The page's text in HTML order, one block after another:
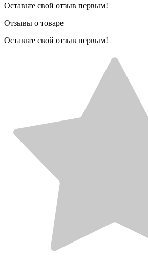
Оставьте свой отзыв первым!
Отзывы о товаре
Оставьте свой отзыв первым!